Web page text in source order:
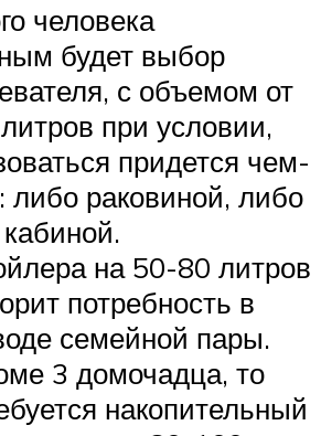
человека
будет выбор
с объемом от
при условии,
придется чем-
либо раковиной, либо
на 50-80 литров
потребность в
семейной пары.
3 домочадца, то
накопительный